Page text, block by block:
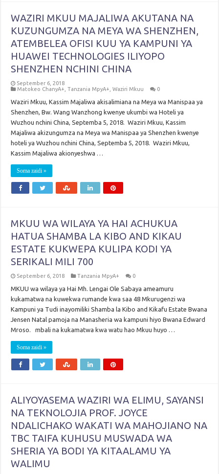
WAZIRI MKUU MAJALIWA AKUTANA NA
KUZUNGUMZA NA MEYA WA SHENZHEN,
ATEMBELEA OFISI KUU YA KAMPUNI YA
HUAWEI TECHNOLOGIES ILIYOPO
SHENZHEN NCHINI CHINA
September 6, 2018
Matokeo ChanyA+ ,Tanzania MpyA+ ,Waziri Mkuu 0
Waziri Mkuu, Kassim Majaliwa akisalimiana na Meya wa Manispaa ya
Shenzhen, Bw. Wang Wanzhong kwenye ukumbi wa Hoteli ya
Wuzhou nchini China, Septemba 5, 2018. Waziri Mkuu, Kassim
Majaliwa akizungumza na Meya wa Manispaa ya Shenzhen kwenye
hoteli ya Wuzhou nchini China, Septemba 5, 2018. Waziri Mkuu,
Kassim Majaliwa akionyeshwa …
Soma zaidi »
MKUU WA WILAYA YA HAI ACHUKUA
HATUA SHAMBA LA KIBO AND KIKAU
ESTATE KUKWEPA KULIPA KODI YA
SERIKALI MILI 700
September 6, 2018 Tanzania MpyA+ 0
MKUU wa wilaya ya Hai Mh. Lengai Ole Sabaya ameamuru
kukamatwa na kuwekwa rumande kwa saa 48 Mkurugenzi wa
Kampuni ya Tudi inayomiliki Shamba la Kibo and Kikafu Estate Bwana
Jensen Natal pamoja na Manasheria wa kampuni hiyo Bwana Edward
Mroso. mbali na kukamatwa kwa watu hao Mkuu huyo …
Soma zaidi »
ALIYOYASEMA WAZIRI WA ELIMU, SAYANSI
NA TEKNOLOJIA PROF. JOYCE
NDALICHAKO WAKATI WA MAHOJIANO NA
TBC TAIFA KUHUSU MUSWADA WA
SHERIA YA BODI YA KITAALAMU YA
WALIMU